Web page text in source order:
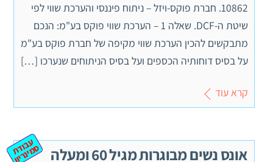
10862. חברת פוקס-ויזל – ניתוח פיננסי והערכת שווי לפי
שיטת ה-DCF. שאלה 1 – הערכת שווי פוקס בע"מ: הנכם
מתבקשים להכין הערכת שווי מקיפה של חברת פוקס בע"מ
על בסיס דוחותיה הכספים ועל בסיס הניתוחים שנערכו […]
קרא עוד
אונס נשים מבוגרות מגיל 60 ומעלה ע
ב
וד
ת
ס
מ
ינ
ר
יון